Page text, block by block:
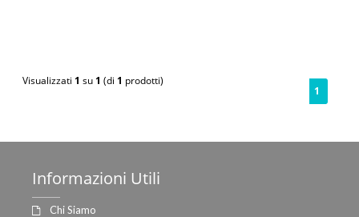
Visualizzati 1 su 1 (di 1 prodotti)
1
Informazioni Utili
Chi Siamo